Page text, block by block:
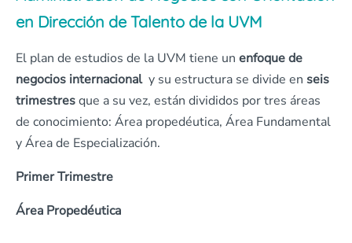
en Dirección de Talento de la UVM
El plan de estudios de la UVM tiene un enfoque de
negocios internacionaly su estructura se divide en seis
trimestresque a su vez, están divididos por tres áreas
de conocimiento: Área propedéutica, Área Fundamental
y Área de Especialización.
Primer Trimestre
Área Propedéutica